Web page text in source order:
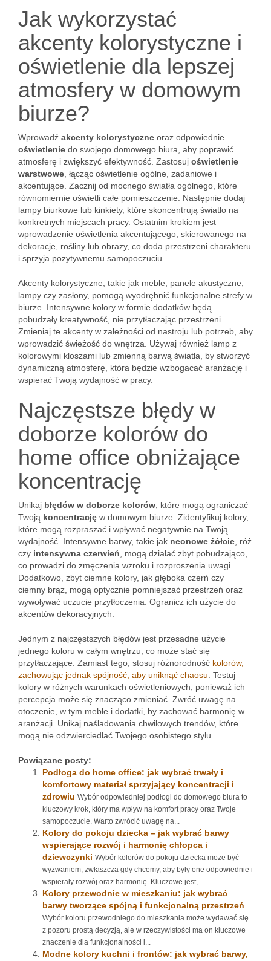
Jak wykorzystać
akcenty kolorystyczne i
oświetlenie dla lepszej
atmosfery w domowym
biurze?
Wprowadź akcenty kolorystyczne oraz odpowiednie
oświetlenie do swojego domowego biura, aby poprawić
atmosferę i zwiększyć efektywność. Zastosuj oświetlenie
warstwowe , łącząc oświetlenie ogólne, zadaniowe i
akcentujące. Zacznij od mocnego światła ogólnego, które
równomiernie oświetli całe pomieszczenie. Następnie dodaj
lampy biurkowe lub kinkiety, które skoncentrują światło na
konkretnych miejscach pracy. Ostatnim krokiem jest
wprowadzenie oświetlenia akcentującego, skierowanego na
dekoracje, rośliny lub obrazy, co doda przestrzeni charakteru
i sprzyja pozytywnemu samopoczuciu.
Akcenty kolorystyczne, takie jak meble, panele akustyczne,
lampy czy zasłony, pomogą wyodrębnić funkcjonalne strefy w
biurze. Intensywne kolory w formie dodatków będą
pobudzały kreatywność, nie przytłaczając przestrzeni.
Zmieniaj te akcenty w zależności od nastroju lub potrzeb, aby
wprowadzić świeżość do wnętrza. Używaj również lamp z
kolorowymi kloszami lub zmienną barwą światła, by stworzyć
dynamiczną atmosferę, która będzie wzbogacać aranżację i
wspierać Twoją wydajność w pracy.
Najczęstsze błędy w
doborze kolorów do
home office obniżające
koncentrację
Unikaj błędów w doborze kolorów , które mogą ograniczać
Twoją koncentrację w domowym biurze. Zidentyfikuj kolory,
które mogą rozpraszać i wpływać negatywnie na Twoją
wydajność. Intensywne barwy, takie jak neonowe żółcie , róż
czy intensywna czerwień , mogą działać zbyt pobudzająco,
co prowadzi do zmęczenia wzroku i rozproszenia uwagi.
Dodatkowo, zbyt ciemne kolory, jak głęboka czerń czy
ciemny brąz, mogą optycznie pomniejszać przestrzeń oraz
wywoływać uczucie przytłoczenia. Ogranicz ich użycie do
akcentów dekoracyjnych.
Jednym z najczęstszych błędów jest przesadne użycie
jednego koloru w całym wnętrzu, co może stać się
przytłaczające. Zamiast tego, stosuj różnorodność kolorów,
zachowując jednak spójność, aby uniknąć chaosu . Testuj
kolory w różnych warunkach oświetleniowych, ponieważ ich
percepcja może się znacząco zmieniać. Zwróć uwagę na
otoczenie, w tym meble i dodatki, by zachować harmonię w
aranżacji. Unikaj naśladowania chwilowych trendów, które
mogą nie odzwierciedlać Twojego osobistego stylu.
Powiązane posty:
Podłoga do home office: jak wybrać trwały i
komfortowy materiał sprzyjający koncentracji i
zdrowiu Wybór odpowiedniej podłogi do domowego biura to
kluczowy krok, który ma wpływ na komfort pracy oraz Twoje
samopoczucie. Warto zwrócić uwagę na...
Kolory do pokoju dziecka – jak wybrać barwy
wspierające rozwój i harmonię chłopca i
dziewczynki Wybór kolorów do pokoju dziecka może być
wyzwaniem, zwłaszcza gdy chcemy, aby były one odpowiednie i
wspierały rozwój oraz harmonię. Kluczowe jest,...
Kolory przewodnie w mieszkaniu: jak wybrać
barwy tworzące spójną i funkcjonalną przestrzeń
Wybór koloru przewodniego do mieszkania może wydawać się
z pozoru prostą decyzją, ale w rzeczywistości ma on kluczowe
znaczenie dla funkcjonalności i...
Modne kolory kuchni i frontów: jak wybrać barwy,